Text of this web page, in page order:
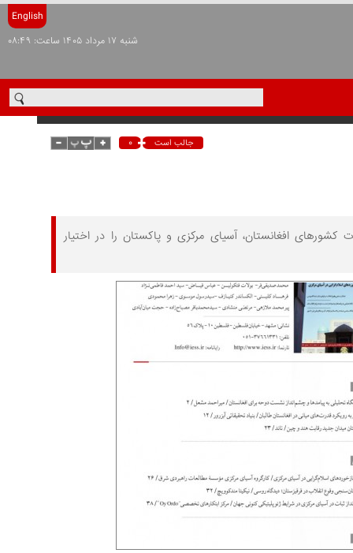
English
شنبه ۱۷ مرداد ۱۴۰۵ ساعت: ۰۸:۴۹
جالب است ۰
افغانستان، آسیای مرکزی و پاکستان را در اختیار